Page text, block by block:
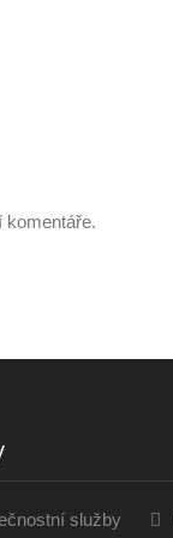
komentáře.
služby